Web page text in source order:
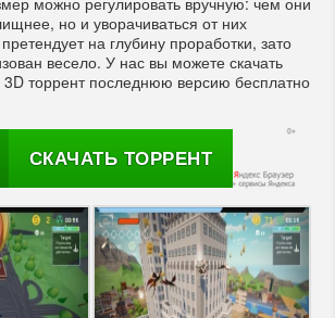
но и уворачиваться от них
на глубину проработки, зато
весело. У нас вы можете скачать
торрент последнюю версию бесплатно
СКАЧАТЬ ТОРРЕНТ